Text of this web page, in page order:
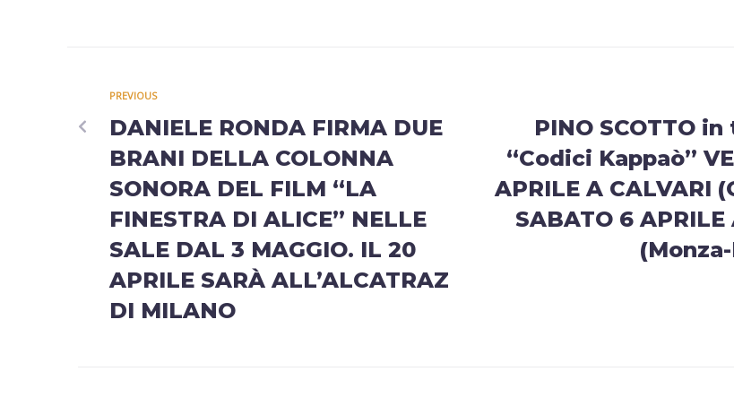
PREVIOUS
DANIELE RONDA FIRMA DUE
BRANI DELLA COLONNA
SONORA DEL FILM “LA
FINESTRA DI ALICE” NELLE
SALE DAL 3 MAGGIO. IL 20
APRILE SARÀ ALL’ALCATRAZ
DI MILANO
PINO SCOTTO
“Codici Kappaò”
APRILE A CALVARI
SABATO 6 APRILE